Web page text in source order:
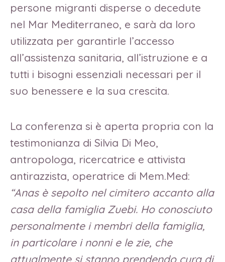
persone migranti disperse o decedute
nel Mar Mediterraneo, e sarà da loro
utilizzata per garantirle l’accesso
all’assistenza sanitaria, all’istruzione e a
tutti i bisogni essenziali necessari per il
suo benessere e la sua crescita.
La conferenza si è aperta propria con la
testimonianza di Silvia Di Meo,
antropologa, ricercatrice e attivista
antirazzista, operatrice di Mem.Med:
“Anas è sepolto nel cimitero accanto alla
casa della famiglia Zuebi. Ho conosciuto
personalmente i membri della famiglia,
in particolare i nonni e le zie, che
attualmente si stanno prendendo cura di